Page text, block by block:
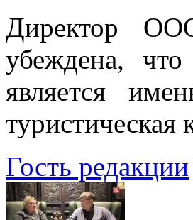
Директор
убеждена,
является
туристическая
Гость редакции